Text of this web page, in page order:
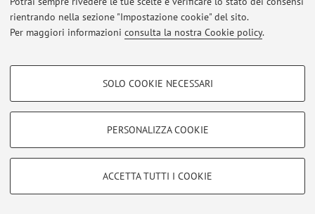
rientrando nella sezione "Impostazione cookie" del sito.
Per maggiori informazioni consulta la nostra Cookie policy.
COOKIE DI PROFILAZIONE - FACOLTATIVI
COOKIE TECNICI - NECESSARI
Si tratta di cookie tecnici utilizzati, a titolo esemplificativo, per il corretto
SOLO COOKIE NECESSARI
PERSONALIZZA COOKIE
ACCETTA TUTTI I COOKIE
Al momento non sono presenti avvisi.
Accedi tramiteloginper gestire tutti i contenuti del sito.
© 2026 - ALMA MATER STUDIORUM - Università di Bologna - Via
Zamboni, 33 - 40126 Bologna - Partita IVA: 01131710376